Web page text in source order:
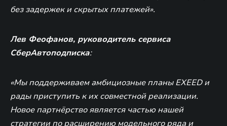
без задержек и скрытых платежей».
Лев Феофанов, руководитель сервиса
СберАвтоподписка:
«Мы поддерживаем амбициозные планы EXEED и
рады приступить к их совместной реализации.
Новое партнёрство является частью нашей
стратегии по расширению модельного ряда и